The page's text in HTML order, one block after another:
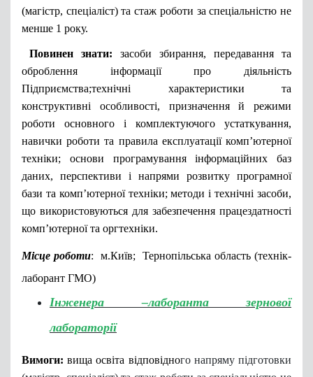
(магістр, спеціаліст) та стаж роботи за спеціальністю не
менше 1 року.
Повинен знати: засоби збирання, передавання та
оброблення інформації про діяльність
Підприємства;технічні характеристики та
конструктивні особливості, призначення й режими
роботи основного і комплектуючого устаткування,
навички роботи та правила експлуатації комп’ютерної
техніки; основи програмування інформаційних баз
даних, перспективи і напрями розвитку програмної
бази та комп’ютерної техніки; методи і технічні засоби,
що використовуються для забезпечення працездатності
комп’ютерної та оргтехніки.
Місце роботи: м.Київ; Тернопільська область (технік-
лаборант ГМО)
Інженера –лаборанта зернової
лабораторії
Вимоги:вища освіта відповідного напряму підготовки